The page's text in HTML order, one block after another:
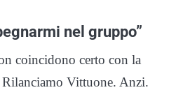
nel gruppo”
coincidono certo con la
Vittuone. Anzi.